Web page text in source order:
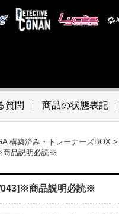
質問 商品の状態表記
構築済み・トレーナーズBOX >
商品説明必読※
043]※商品説明必読※